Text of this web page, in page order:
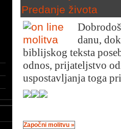
Predanje života
danu,
biblijskog teksta
odnos, prijateljstvo
uspostavljanja toga
Započni molitvu »